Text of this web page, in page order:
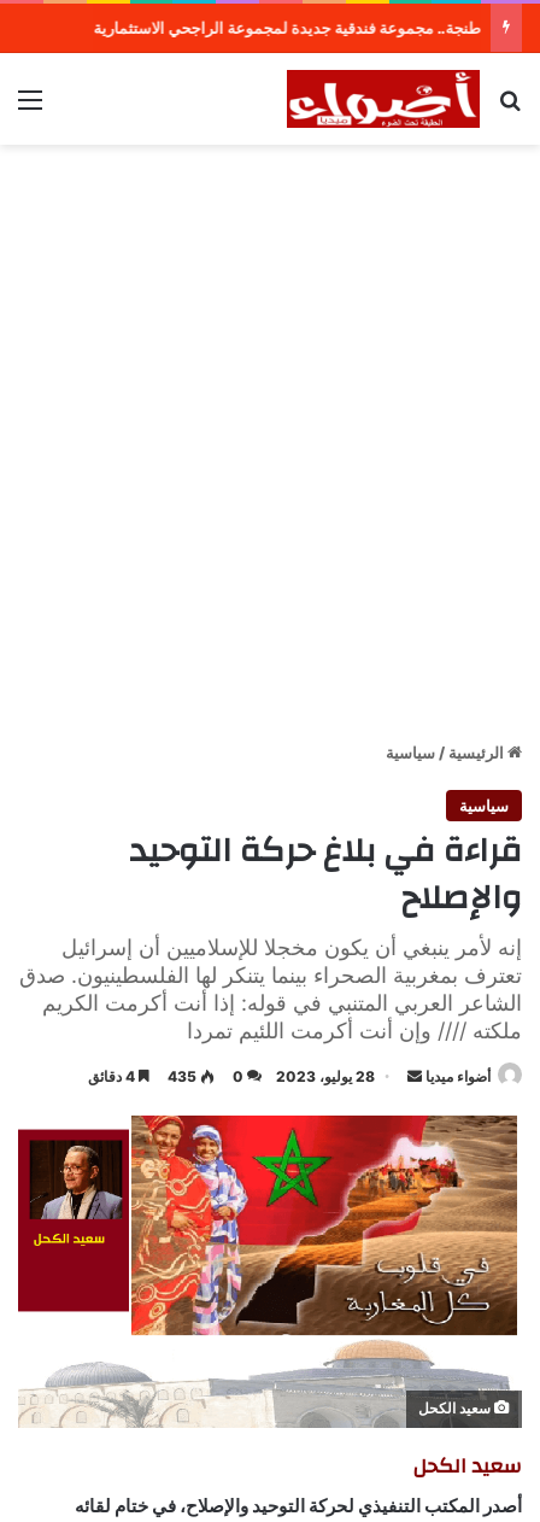
طنجة.. مجموعة فندقية جديدة لمجموعة الراجحي الاستثمارية
بحث عن
الرئيسية / سياسية
سياسية
قراءة في بلاغ حركة التوحيد
والإصلاح
إنه لأمر ينبغي أن يكون مخجلا للإسلاميين أن إسرائيل
تعترف بمغربية الصحراء بينما يتنكر لها الفلسطينيون. صدق
الشاعر العربي المتنبي في قوله: إذا أنت أكرمت الكريم
ملكته //// وإن أنت أكرمت اللئيم تمردا
أضواء ميديا
أرسل
إلكترونيا
28 يوليو، 2023 0
435
سعيد الكحل
سعيد الكحل
أصدر المكتب التنفيذي لحركة التوحيد والإصلاح، في ختام لقائه